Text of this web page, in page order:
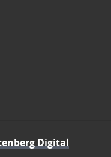
Digital